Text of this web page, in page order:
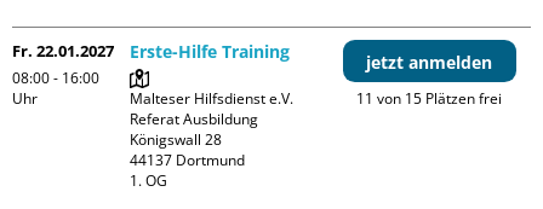
Fr. 22.01.2027
08:00 - 16:00
Uhr
Erste-Hilfe Training
Malteser Hilfsdienst e.V.
Referat Ausbildung
Königswall 28
44137 Dortmund
1. OG
jetzt anmelden
11 von 15 Plätzen frei